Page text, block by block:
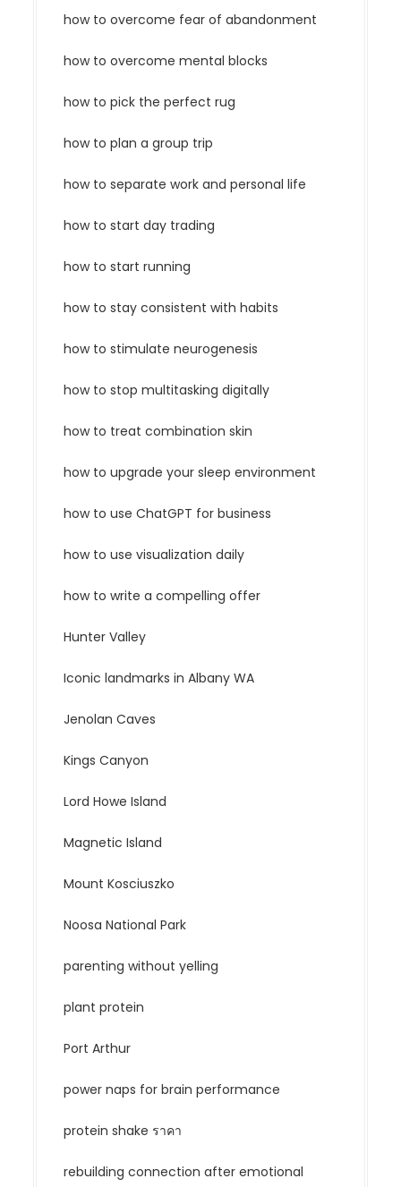
how to overcome fear of abandonment
how to overcome mental blocks
how to pick the perfect rug
how to plan a group trip
how to separate work and personal life
how to start day trading
how to start running
how to stay consistent with habits
how to stimulate neurogenesis
how to stop multitasking digitally
how to treat combination skin
how to upgrade your sleep environment
how to use ChatGPT for business
how to use visualization daily
how to write a compelling offer
Hunter Valley
Iconic landmarks in Albany WA
Jenolan Caves
Kings Canyon
Lord Howe Island
Magnetic Island
Mount Kosciuszko
Noosa National Park
parenting without yelling
plant protein
Port Arthur
power naps for brain performance
protein shake ราคา
rebuilding connection after emotional